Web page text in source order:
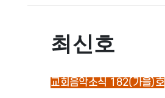
최신호
교회음악소식 182(가을)호